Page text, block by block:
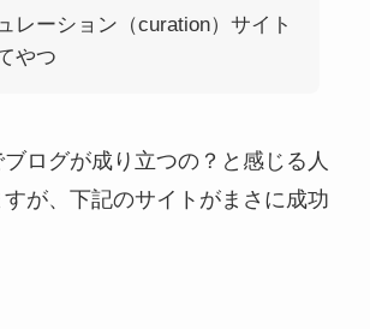
レーション（curation）サイト
やつ
ログが成り立つの？と感じる人
が、下記のサイトがまさに成功